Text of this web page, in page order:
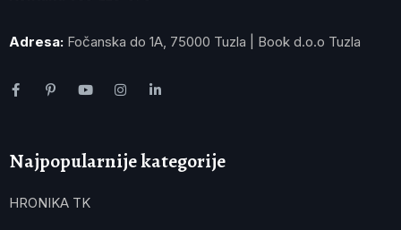
Adresa: Fočanska do 1A, 75000 Tuzla | Book d.o.o Tuzla
Najpopularnije kategorije
HRONIKA TK